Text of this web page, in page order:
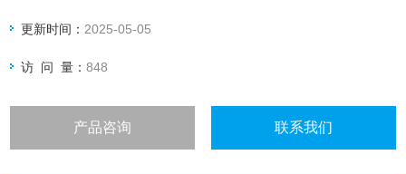
更新时间： 2025-05-05
访 问 量：848
产品咨询 联系我们